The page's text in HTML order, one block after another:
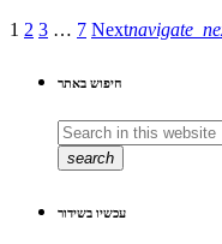
1 2 3 … 7 Next
חיפוש באתר
search
עכשיו בשידור